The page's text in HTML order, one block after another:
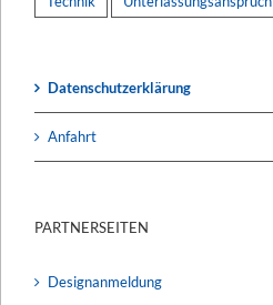
Datenschutzerklärung
Anfahrt
PARTNERSEITEN
Designanmeldung